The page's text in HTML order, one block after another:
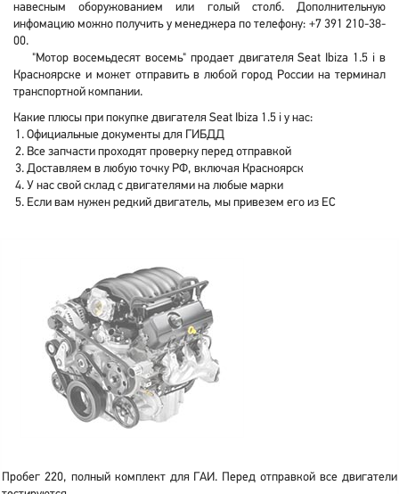
навесным оборужованием или голый столб. Дополнительную
инфомацию можно получить у менеджера по телефону: +7 391 210-38-
00.
"Мотор восемьдесят восемь" продает двигателя Seat Ibiza 1.5 i в
Красноярске и может отправить в любой город России на терминал
транспортной компании.
Какие плюсы при покупке двигателя Seat Ibiza 1.5 i у нас:
Официальные документы для ГИБДД
Все запчасти проходят проверку перед отправкой
Доставляем в любую точку РФ, включая Красноярск
У нас свой склад с двигателями на любые марки
Если вам нужен редкий двигатель, мы привезем его из ЕС
Пробег 220, полный комплект для ГАИ. Перед отправкой все двигатели